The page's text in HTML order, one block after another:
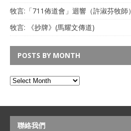
牧言:「711佈道會」迴響（許淑芬牧師）
牧言: 《抄牌》(馬耀文傳道)
POSTS BY MONTH
聯絡我們